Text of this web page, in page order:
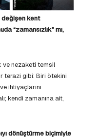
değişen kent
“zamansızlık” mı,
ve nezaketi temsil
terazi gibi: Biri ötekini
ihtiyaçlarını
kendi zamanına ait,
dönüştürme biçimiyle